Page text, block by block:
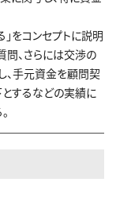
をコンセプトに説明
問、さらには交渉の
、手元資金を顧問契
するなどの実績に